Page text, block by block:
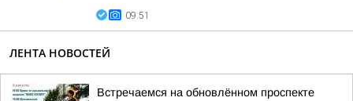
09:51
ЛЕНТА НОВОСТЕЙ
Встречаемся на обновлённом проспекте